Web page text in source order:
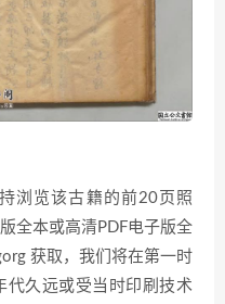
浏览该古籍的前20页照
全本或高清PDF电子版全
获取，我们将在第一时
代久远或受当时印刷技术